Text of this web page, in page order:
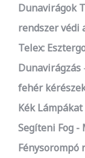
Dunavirágok
rendszer védi
Telex:
Dunavirágzás
fehér
Kék
Segíteni Fog -
Fénysorompó